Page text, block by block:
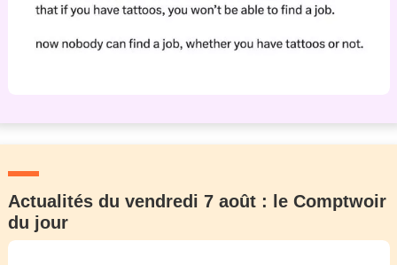
Actualités du vendredi 7 août : le Comptwoir
du jour